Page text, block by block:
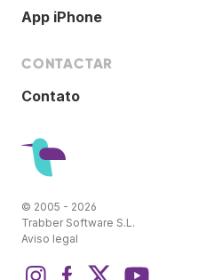
App iPhone
CONTACTAR
Contato
© 2005 - 2026
Trabber Software S.L.
Aviso legal